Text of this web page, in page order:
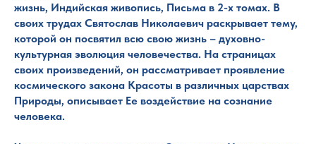
жизнь, Индийская живопись, Письма в 2-х томах. В
своих трудах Святослав Николаевич раскрывает тему,
которой он посвятил всю свою жизнь – духовно-
культурная эволюция человечества. На страницах
своих произведений, он рассматривает проявление
космического закона Красоты в различных царствах
Природы, описывает Ее воздействие на сознание
человека.